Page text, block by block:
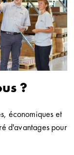
?
économiques et
d'avantages pour